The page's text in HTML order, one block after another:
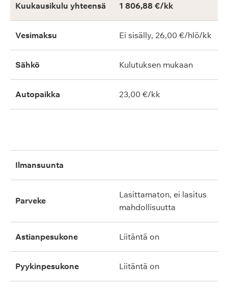
Kuukausikulu yhteensä 1 806,88 €/kk
Vesimaksu Ei sisälly, 26,00 €/hlö/kk
Sähkö Kulutuksen mukaan
Autopaikka 23,00 €/kk
ilmansuunta
parveke
lasittamaton, ei lasitus
mahdollisuutta
astianpesukone liitäntä on
pyykinpesukone liitäntä on